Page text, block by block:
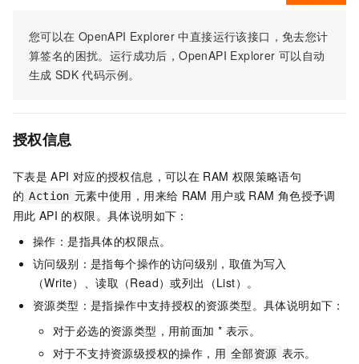
您可以在 OpenAPI Explorer 中直接运行该接口，免去您计
算签名的困扰。运行成功后，OpenAPI Explorer 可以自动
生成 SDK 代码示例。
授权信息
下表是 API 对应的授权信息，可以在 RAM 权限策略语句
的 Action 元素中使用，用来给 RAM 用户或 RAM 角色授予调
用此 API 的权限。具体说明如下：
操作：是指具体的权限点。
访问级别：是指每个操作的访问级别，取值为写入
（Write）、读取（Read）或列出（List）。
资源类型：是指操作中支持授权的资源类型。具体说明如下：
对于必选的资源类型，用前面加 * 表示。
对于不支持资源级授权的操作，用 全部资源 表示。